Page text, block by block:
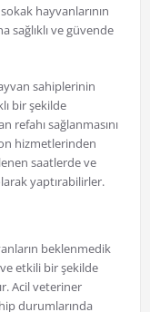
hayvanlarının
sağlıklı ve güvende
sahiplerinin
bir şekilde
refahı sağlanmasını
hizmetlerinden
saatlerde ve
yaptırabilirler.
beklenmedik
ve etkili bir şekilde
Acil veteriner
durumlarında